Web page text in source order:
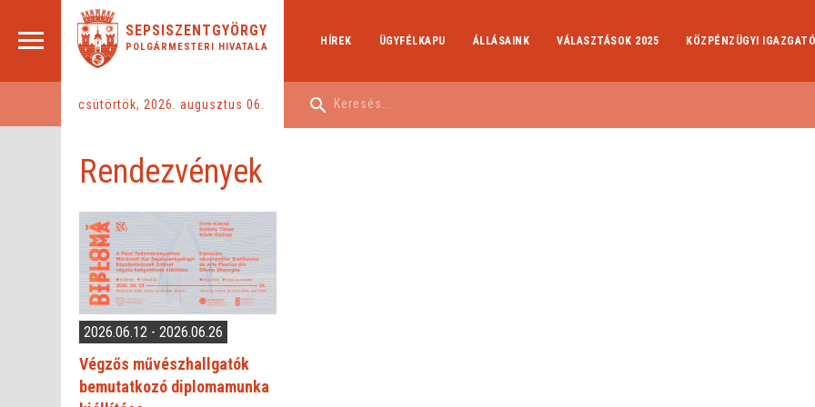
SEPSISZENTGYÖRGY
POLGÁRMESTERI HIVATALA
csütörtök, 2026. augusztus 06.
HÍREK ÜGYFÉLKAPU ÁLLÁSAINK VÁLASZTÁSOK 2025 KÖZPÉNZÜGYI
Rendezvények
2026.06.12 - 2026.06.26
Végzős művészhallgatók
bemutatkozó diplomamunka